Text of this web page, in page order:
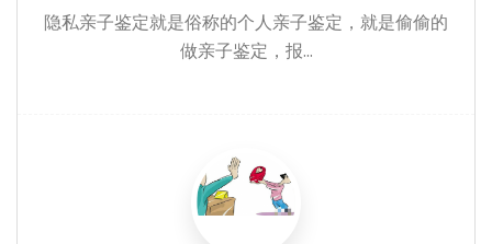
隐私亲子鉴定就是俗称的个人亲子鉴定，就是偷偷的
做亲子鉴定，报...